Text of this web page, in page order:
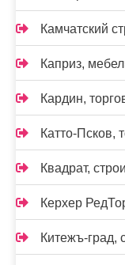
Камчатский
Каприз,
Кардин,
Катто-Псков,
Квадрат,
Керхер
Китежъ-град,